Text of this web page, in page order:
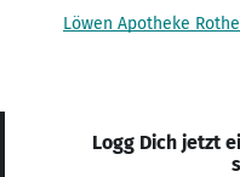
Löwen Apotheke
Logg Dich jetzt